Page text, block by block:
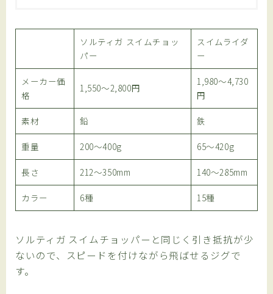
ソルティガ スイムチョッ
パー
スイムライダ
ー
メーカー価
格
1,550～2,800円
1,980～4,730
円
素材 鉛 鉄
重量 200～400g 65～420g
長さ 212～350mm 140～285mm
カラー 6種 15種
ソルティガ スイムチョッパーと同じく引き抵抗が少
ないので、スピードを付けながら飛ばせるジグで
す。